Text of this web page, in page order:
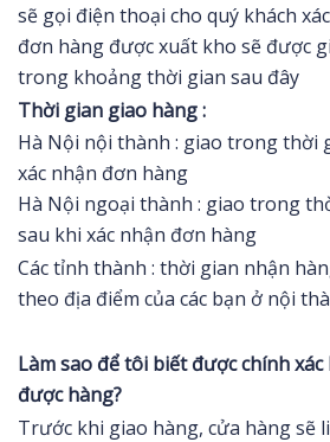
sẽ gọi điện thoại cho quý khách
đơn hàng được xuất kho sẽ được
trong khoảng thời gian sau đây
Thời gian giao hàng :
Hà Nội nội thành : giao trong thời
xác nhận đơn hàng
Hà Nội ngoại thành : giao trong
sau khi xác nhận đơn hàng
Các tỉnh thành : thời gian nhận
theo địa điểm của các bạn ở nội
Làm sao để tôi biết được chính
được hàng?
Trước khi giao hàng, cửa hàng sẽ